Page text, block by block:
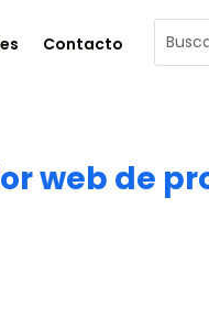
Contacto
web de